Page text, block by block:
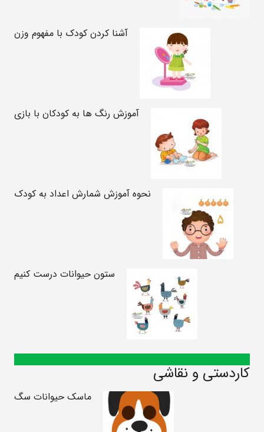
آشنا کردن کودک با مفهوم وزن
آموزش رنگ ها به کودکان با بازی
نحوه آموزش شمارش اعداد به کودک
ستون حیوانات درست کنیم
کاردستی و نقاشی
ماسک حیوانات سگ